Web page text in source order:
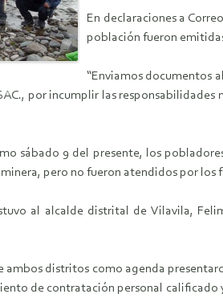
En declaraciones a
población fueron
“Enviamos documentos
por incumplir las
sábado 9 del presente, los
pero no fueron atendidos por los
al alcalde distrital de Vilavila,
ambos distritos como agenda
de contratación personal calificado